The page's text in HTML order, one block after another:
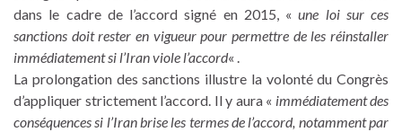
dans le cadre de l’accord signé en 2015, «une loi sur ces
sanctions doit rester en vigueur pour permettre de les réinstaller
immédiatement si l’Iran viole l’accord« .
La prolongation des sanctions illustre la volonté du Congrès
d’appliquer strictement l’accord. Il y aura « immédiatement des
conséquences si l’Iran brise les termes de l’accord, notamment par